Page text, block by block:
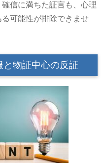
確信に満ちた証言も、心理
可能性が排除できませ
と物証中心の反証